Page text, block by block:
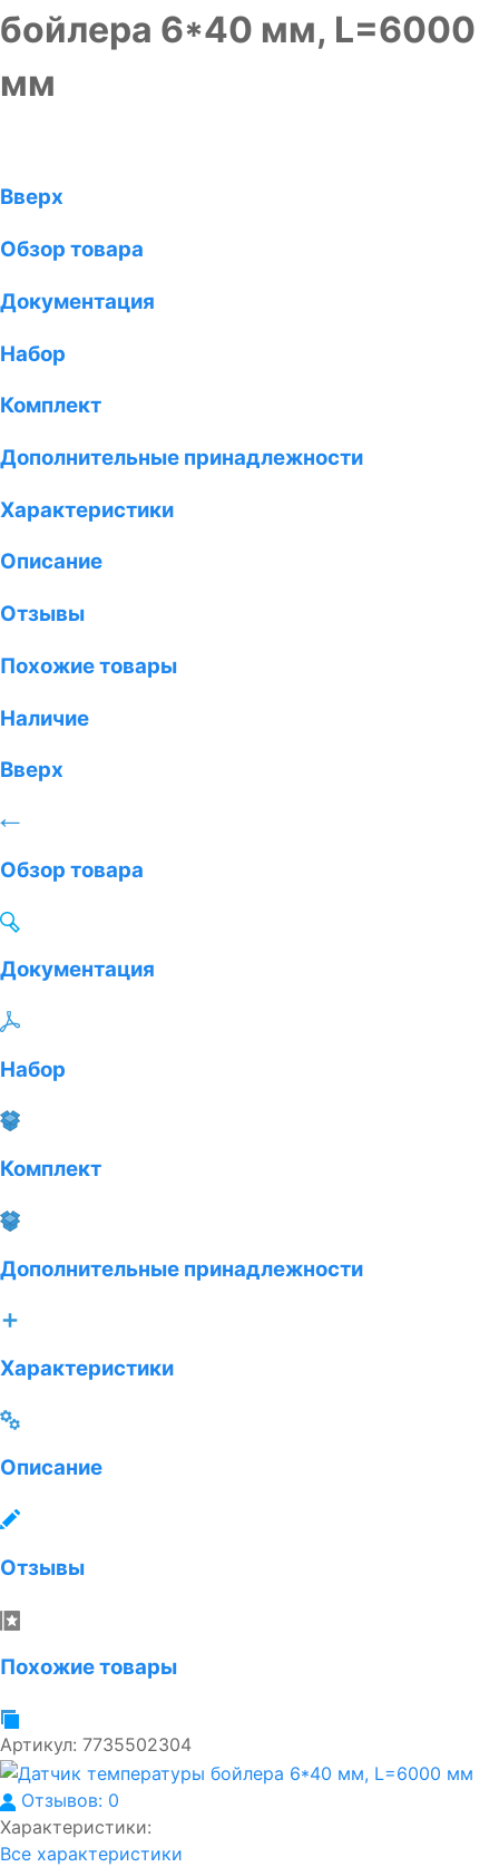
бойлера 6*40 мм, L=6000
мм
Вверх
Обзор товара
Документация
Набор
Комплект
Дополнительные принадлежности
Характеристики
Описание
Отзывы
Похожие товары
Наличие
Вверх
Обзор товара
Документация
Набор
Комплект
Дополнительные принадлежности
Характеристики
Описание
Отзывы
Похожие товары
Артикул: 7735502304
Отзывов: 0
Характеристики:
Все характеристики